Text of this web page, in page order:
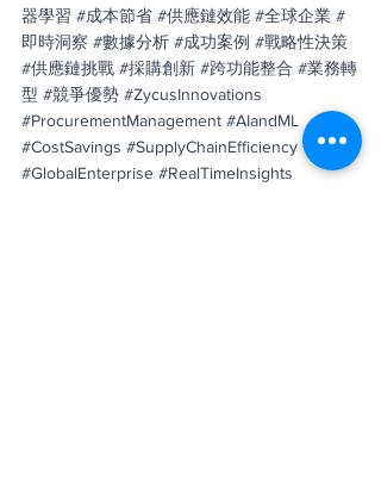
器學習 #成本節省 #供應鏈效能 #全球企業 #
即時洞察 #數據分析 #成功案例 #戰略性決策
#供應鏈挑戰 #採購創新 #跨功能整合 #業務轉
型 #競爭優勢 #ZycusInnovations
#ProcurementManagement #AIandML
#CostSavings #SupplyChainEfficiency
#GlobalEnterprise #RealTimeInsights